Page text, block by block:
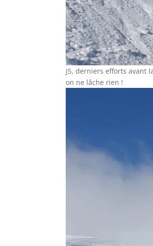
J5, derniers efforts avant
on ne lâche rien !